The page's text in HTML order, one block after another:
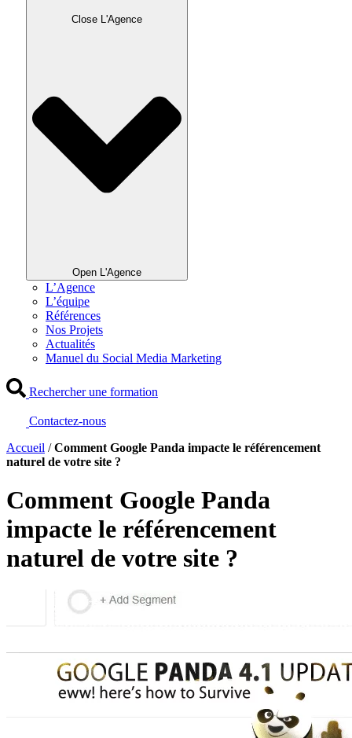
Close L'Agence
Open L'Agence
L’Agence
L’équipe
Références
Nos Projets
Actualités
Manuel du Social Media Marketing
Rechercher une formation
Contactez-nous
Accueil /Comment Google Panda impacte le référencement
naturel de votre site ?
Comment Google Panda
impacte le référencement
naturel de votre site ?